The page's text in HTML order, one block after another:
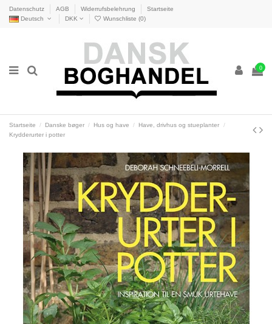
Datenschutz AGB Widerrufsbelehrung
Startseite
Deutsch
DKK Wunschliste (0)
0
Startseite Danske bøger Hus og have
Have, drivhus og stueplanter
Krydderurter i potter